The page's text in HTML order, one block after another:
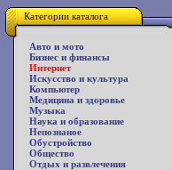
Категории каталога
Авто и мото
Бизнес и финансы
Интернет
Искусство и культура
Компьютер
Медицина и здоровье
Музыка
Наука и образование
Непознаное
Обустройство
Общество
Отдых и развлечения